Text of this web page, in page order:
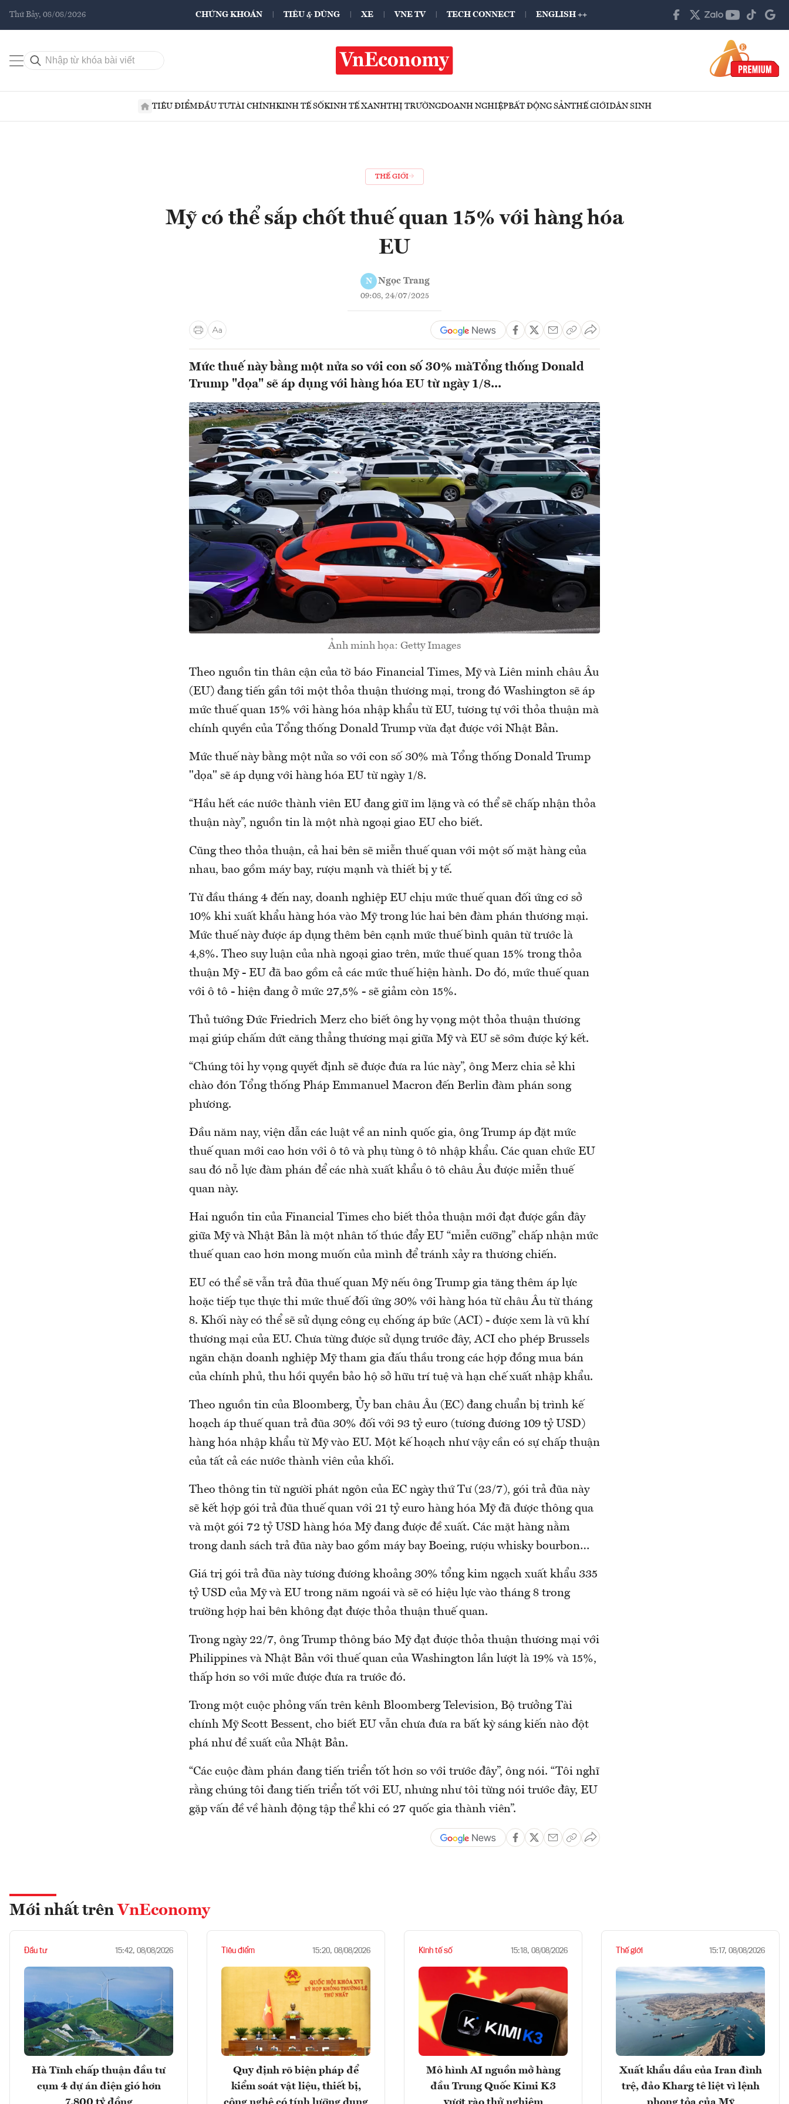
Thứ Bảy, 08/08/2026 CHỨNG KHOÁN TIÊU & DÙNG XE VNE TV TECH CONNECT ENGLISH ++
TIÊU ĐIỂMĐẦU TƯTÀI CHÍNHKINH TẾ SỐKINH TẾ XANHTHỊ TRƯỜNGDOANH NGHIỆPBẤT ĐỘNG SẢNTHẾ GIỚIDÂN SINH
THẾ GIỚI
Mỹ có thể sắp chốt thuế quan 15% với hàng hóa
EU
N Ngọc Trang
09:08, 24/07/2025
Mức thuế này bằng một nửa so với con số 30% màTổng thống Donald
Trump "dọa" sẽ áp dụng với hàng hóa EU từ ngày 1/8...
Ảnh minh họa: Getty Images
Theo nguồn tin thân cận của tờ báo Financial Times, Mỹ và Liên minh châu Âu
(EU) đang tiến gần tới một thỏa thuận thương mại, trong đó Washington sẽ áp
mức thuế quan 15% với hàng hóa nhập khẩu từ EU, tương tự với thỏa thuận mà
chính quyền của Tổng thống Donald Trump vừa đạt được với Nhật Bản.
Mức thuế này bằng một nửa so với con số 30% mà Tổng thống Donald Trump
"dọa" sẽ áp dụng với hàng hóa EU từ ngày 1/8.
“Hầu hết các nước thành viên EU đang giữ im lặng và có thể sẽ chấp nhận thỏa
thuận này”, nguồn tin là một nhà ngoại giao EU cho biết.
Cũng theo thỏa thuận, cả hai bên sẽ miễn thuế quan với một số mặt hàng của
nhau, bao gồm máy bay, rượu mạnh và thiết bị y tế.
Từ đầu tháng 4 đến nay, doanh nghiệp EU chịu mức thuế quan đối ứng cơ sở
10% khi xuất khẩu hàng hóa vào Mỹ trong lúc hai bên đàm phán thương mại.
Mức thuế này được áp dụng thêm bên cạnh mức thuế bình quân từ trước là
4,8%. Theo suy luận của nhà ngoại giao trên, mức thuế quan 15% trong thỏa
thuận Mỹ - EU đã bao gồm cả các mức thuế hiện hành. Do đó, mức thuế quan
với ô tô - hiện đang ở mức 27,5% - sẽ giảm còn 15%.
Thủ tướng Đức Friedrich Merz cho biết ông hy vọng một thỏa thuận thương
mại giúp chấm dứt căng thẳng thương mại giữa Mỹ và EU sẽ sớm được ký kết.
“Chúng tôi hy vọng quyết định sẽ được đưa ra lúc này”, ông Merz chia sẻ khi
chào đón Tổng thống Pháp Emmanuel Macron đến Berlin đàm phán song
phương.
Đầu năm nay, viện dẫn các luật về an ninh quốc gia, ông Trump áp đặt mức
thuế quan mới cao hơn với ô tô và phụ tùng ô tô nhập khẩu. Các quan chức EU
sau đó nỗ lực đàm phán để các nhà xuất khẩu ô tô châu Âu được miễn thuế
quan này.
Hai nguồn tin của Financial Times cho biết thỏa thuận mới đạt được gần đây
giữa Mỹ và Nhật Bản là một nhân tố thúc đẩy EU “miễn cưỡng” chấp nhận mức
thuế quan cao hơn mong muốn của mình để tránh xảy ra thương chiến.
EU có thể sẽ vẫn trả đũa thuế quan Mỹ nếu ông Trump gia tăng thêm áp lực
hoặc tiếp tục thực thi mức thuế đối ứng 30% với hàng hóa từ châu Âu từ tháng
8. Khối này có thể sẽ sử dụng công cụ chống áp bức (ACI) - được xem là vũ khí
thương mại của EU. Chưa từng được sử dụng trước đây, ACI cho phép Brussels
ngăn chặn doanh nghiệp Mỹ tham gia đấu thầu trong các hợp đồng mua bán
của chính phủ, thu hồi quyền bảo hộ sở hữu trí tuệ và hạn chế xuất nhập khẩu.
Theo nguồn tin của Bloomberg, Ủy ban châu Âu (EC) đang chuẩn bị trình kế
hoạch áp thuế quan trả đũa 30% đối với 93 tỷ euro (tương đương 109 tỷ USD)
hàng hóa nhập khẩu từ Mỹ vào EU. Một kế hoạch như vậy cần có sự chấp thuận
của tất cả các nước thành viên của khối.
Theo thông tin từ người phát ngôn của EC ngày thứ Tư (23/7), gói trả đũa này
sẽ kết hợp gói trả đũa thuế quan với 21 tỷ euro hàng hóa Mỹ đã được thông qua
và một gói 72 tỷ USD hàng hóa Mỹ đang được đề xuất. Các mặt hàng nằm
trong danh sách trả đũa này bao gồm máy bay Boeing, rượu whisky bourbon…
Giá trị gói trả đũa này tương đương khoảng 30% tổng kim ngạch xuất khẩu 335
tỷ USD của Mỹ và EU trong năm ngoái và sẽ có hiệu lực vào tháng 8 trong
trường hợp hai bên không đạt được thỏa thuận thuế quan.
Trong ngày 22/7, ông Trump thông báo Mỹ đạt được thỏa thuận thương mại với
Philippines và Nhật Bản với thuế quan của Washington lần lượt là 19% và 15%,
thấp hơn so với mức được đưa ra trước đó.
Trong một cuộc phỏng vấn trên kênh Bloomberg Television, Bộ trưởng Tài
chính Mỹ Scott Bessent, cho biết EU vẫn chưa đưa ra bất kỳ sáng kiến nào đột
phá như đề xuất của Nhật Bản.
“Các cuộc đàm phán đang tiến triển tốt hơn so với trước đây”, ông nói. “Tôi nghĩ
rằng chúng tôi đang tiến triển tốt với EU, nhưng như tôi từng nói trước đây, EU
gặp vấn đề về hành động tập thể khi có 27 quốc gia thành viên”.
Mới nhất trên VnEconomy
Đầu tư 15:42, 08/08/2026
Hà Tĩnh chấp thuận đầu tư
cụm 4 dự án điện gió hơn
Tiêu điểm 15:20, 08/08/2026
Quy định rõ biện pháp để
kiểm soát vật liệu, thiết bị,
Kinh tế số 15:18, 08/08/2026
Mô hình AI nguồn mở hàng
đầu Trung Quốc Kimi K3
Thế giới 15:17, 08/08/2026
Xuất khẩu dầu của Iran đình
trệ, đảo Kharg tê liệt vì lệnh